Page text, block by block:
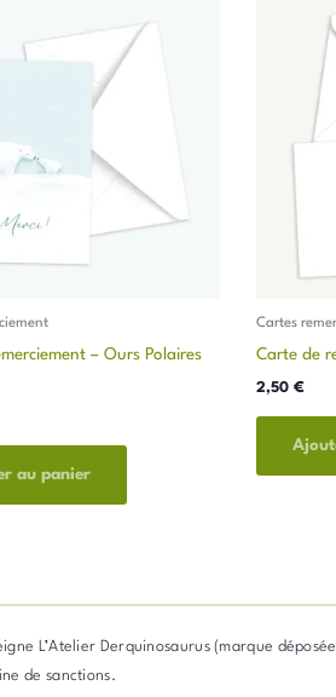
– Ours Polaires
au panier
Cartes
Carte de
2,50 €
L’Atelier Derquinosaurus (marque
de sanctions.